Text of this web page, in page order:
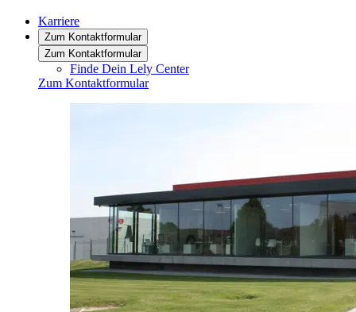
Karriere
Zum Kontaktformular
Zum Kontaktformular
Finde Dein Lely Center
Zum Kontaktformular